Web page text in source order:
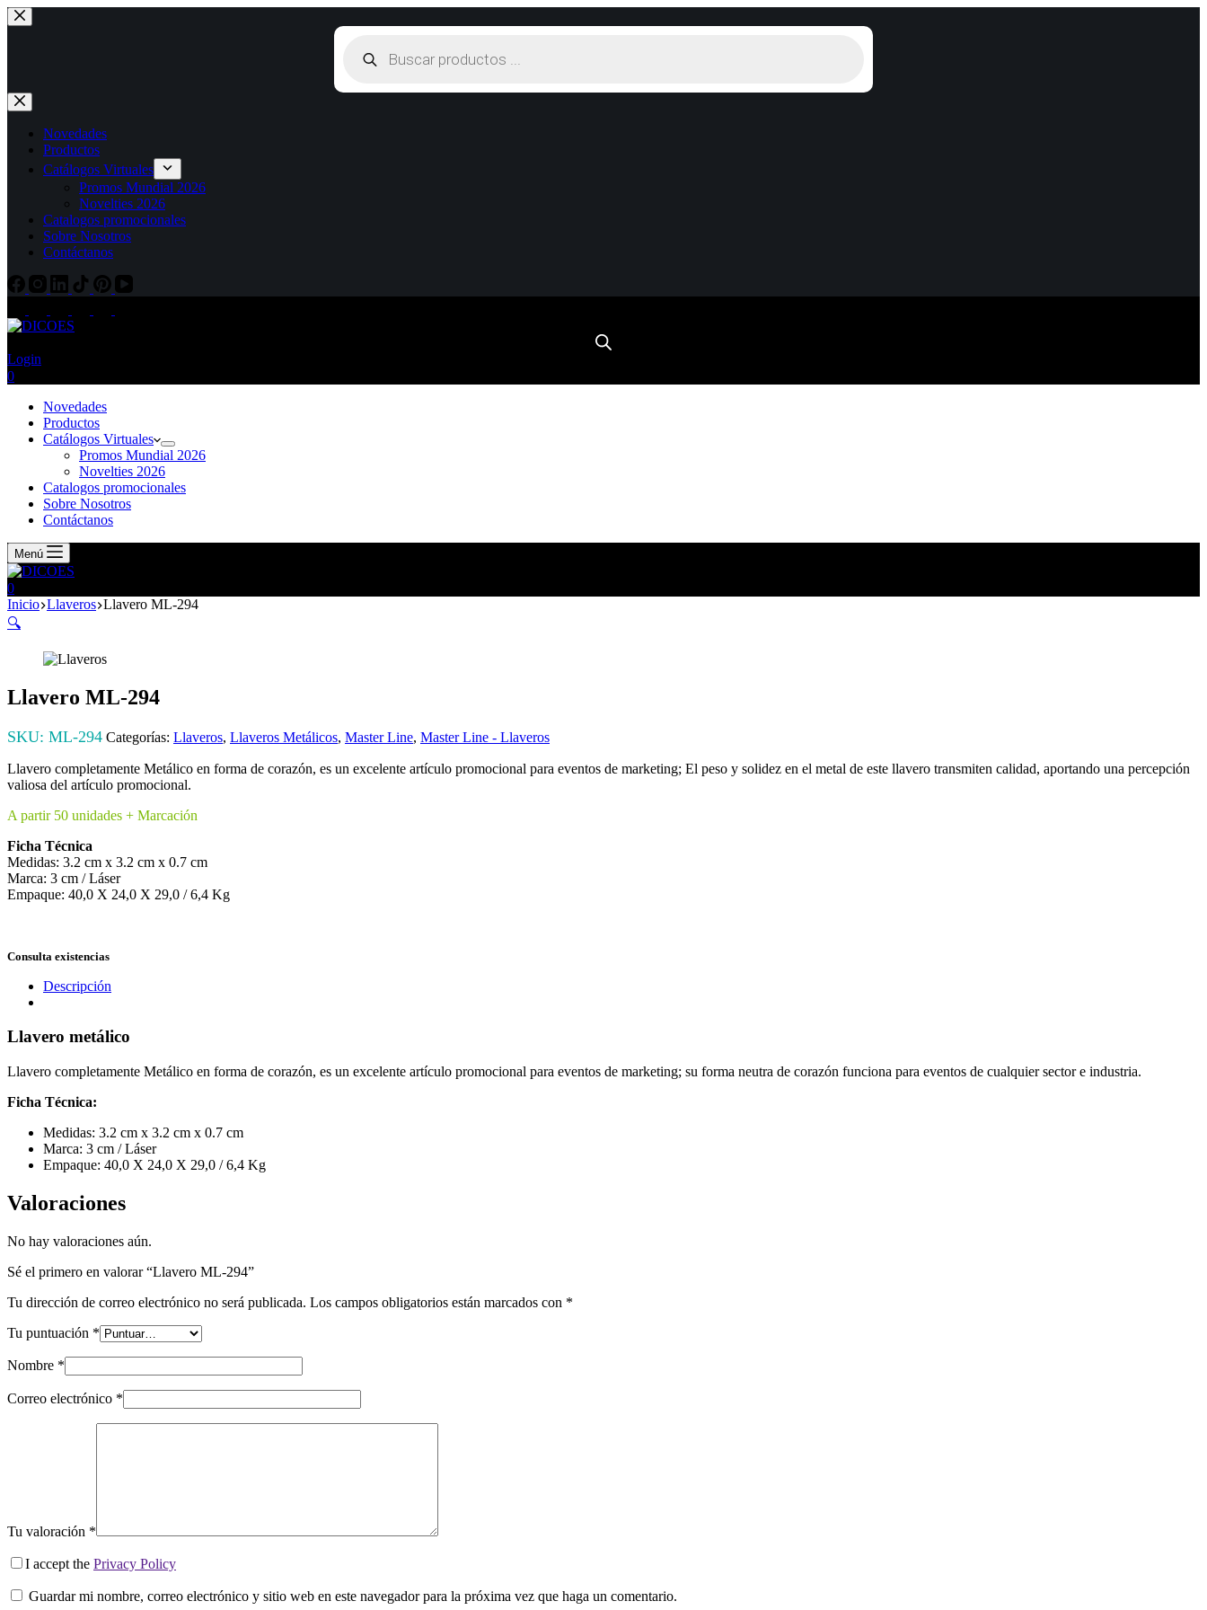
Saltar
al
productos
Novedades
Productos
Catálogos Virtuales
Promos Mundial 2026
Novelties 2026
Catalogos promocionales
Sobre Nosotros
Contáctanos
Login
Carro
compra
0
Novedades
Productos
Catálogos Virtuales
Promos Mundial 2026
Novelties 2026
Catalogos promocionales
Sobre Nosotros
Contáctanos
Menú
Carro
de
compra
0
Inicio Llaveros Llavero ML-294
🔍
Llavero ML-294
SKU: ML-294 Categorías: Llaveros, Llaveros Metálicos, Master Line, Master Line - Llaveros
Llavero completamente Metálico en forma de corazón, es un excelente artículo promocional para eventos de marketing; El peso y solidez en el metal de este llavero transmiten calidad, aportando una percepción
valiosa del artículo promocional.
A partir 50 unidades + Marcación
Ficha Técnica
Medidas: 3.2 cm x 3.2 cm x 0.7 cm
Marca: 3 cm / Láser
Empaque: 40,0 X 24,0 X 29,0 / 6,4 Kg
Consulta existencias
Descripción
Llavero metálico
Llavero completamente Metálico en forma de corazón, es un excelente artículo promocional para eventos de marketing; su forma neutra de corazón funciona para eventos de cualquier sector e industria.
Ficha Técnica:
Medidas: 3.2 cm x 3.2 cm x 0.7 cm
Marca: 3 cm / Láser
Empaque: 40,0 X 24,0 X 29,0 / 6,4 Kg
Valoraciones
No hay valoraciones aún.
Sé el primero en valorar “Llavero ML-294”
Tu dirección de correo electrónico no será publicada. Los campos obligatorios están marcados con *
Tu puntuación *
Nombre *
Correo electrónico *
Tu valoración *
I accept the Privacy Policy
Guardar mi nombre, correo electrónico y sitio web en este navegador para la próxima vez que haga un comentario.